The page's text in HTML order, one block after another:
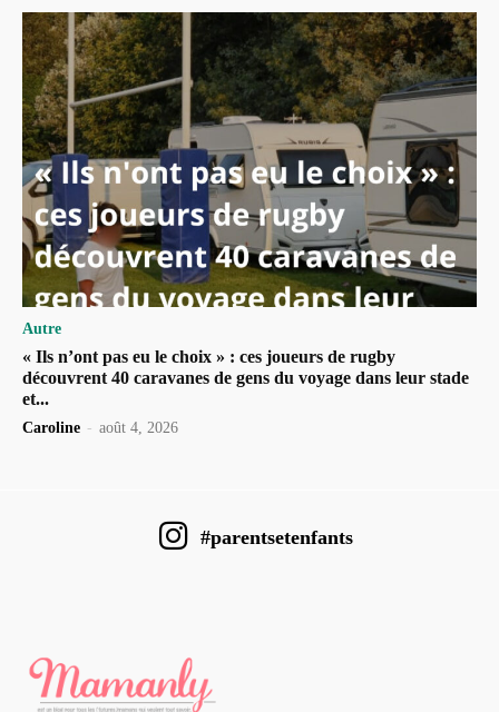
Autre
« Ils n’ont pas eu le choix » : ces joueurs de rugby
découvrent 40 caravanes de gens du voyage dans leur stade
et...
Caroline - août 4, 2026
#parentsetenfants